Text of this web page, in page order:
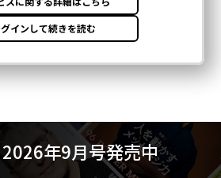
2026年9月号発売中